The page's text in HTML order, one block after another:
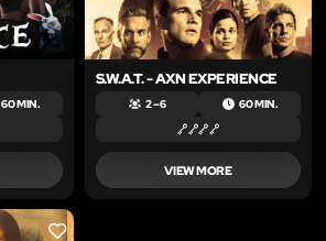
60 MIN.
S.W.A.T. - AXN EXPERIENCE
2 – 6 60 MIN.
VIEW MORE
LIKE